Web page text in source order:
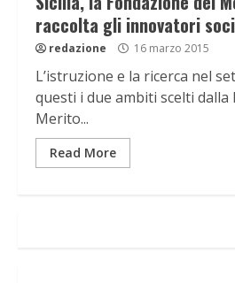
raccolta gli innovatori
redazione 16 marzo 2015
L’istruzione e la ricerca nel
questi i due ambiti scelti dalla
Merito...
Read More